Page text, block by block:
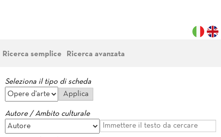
Ricerca semplice Ricerca avanzata
Seleziona il tipo di scheda
Autore / Ambito culturale